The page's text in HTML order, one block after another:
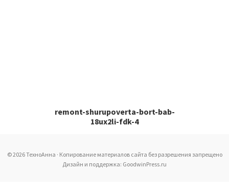
remont-shurupoverta-bort-bab-
18ux2li-fdk-4
© 2026 ТехноАнна · Копирование материалов сайта без разрешения запрещено
Дизайн и поддержка: GoodwinPress.ru